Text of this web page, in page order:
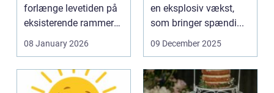
forlænge levetiden på
eksisterende rammer
08 January 2026
en eksplosiv vækst,
som bringer spændi...
09 December 2025